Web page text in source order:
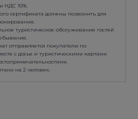
НДС 10%.
сертификата должны позвонить для
туристическое обслуживание гостей
отправляется покупателю по
с досье и туристическими картами
на 2 человек.